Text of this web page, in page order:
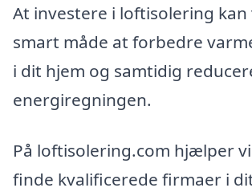
At investere i loftisolering
smart måde at forbedre
i dit hjem og samtidig
energiregningen.
På loftisolering.com hjælper
finde kvalificerede firmaer i